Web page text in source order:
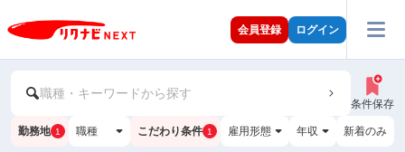
会員登録 ログイン
職種・キーワードから探す
条件保存
勤務地 1 職種 こだわり条件 1 雇用形態 年収 新着のみ